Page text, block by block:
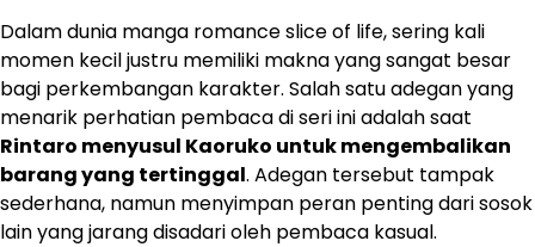
Dalam dunia manga romance slice of life, sering kali
momen kecil justru memiliki makna yang sangat besar
bagi perkembangan karakter. Salah satu adegan yang
menarik perhatian pembaca di seri ini adalah saat
Rintaro menyusul Kaoruko untuk mengembalikan
barang yang tertinggal. Adegan tersebut tampak
sederhana, namun menyimpan peran penting dari sosok
lain yang jarang disadari oleh pembaca kasual.